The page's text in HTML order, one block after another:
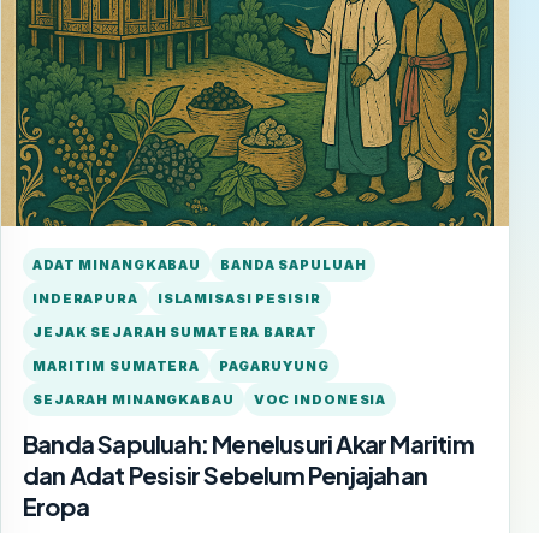
ADAT MINANGKABAU
BANDA SAPULUAH
INDERAPURA
ISLAMISASI PESISIR
JEJAK SEJARAH SUMATERA BARAT
MARITIM SUMATERA
PAGARUYUNG
SEJARAH MINANGKABAU
VOC INDONESIA
Banda Sapuluah: Menelusuri Akar Maritim
dan Adat Pesisir Sebelum Penjajahan
Eropa